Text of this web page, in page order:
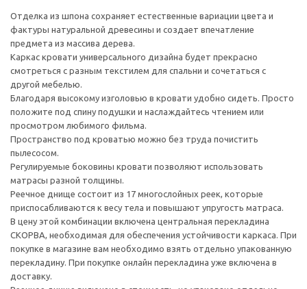
Отделка из шпона сохраняет естественные вариации цвета и
фактуры натуральной древесины и создает впечатление
предмета из массива дерева.
Каркас кровати универсального дизайна будет прекрасно
смотреться с разным текстилем для спальни и сочетаться с
другой мебелью.
Благодаря высокому изголовью в кровати удобно сидеть. Просто
положите под спину подушки и наслаждайтесь чтением или
просмотром любимого фильма.
Пространство под кроватью можно без труда почистить
пылесосом.
Регулируемые боковины кровати позволяют использовать
матрасы разной толщины.
Реечное днище состоит из 17 многослойных реек, которые
приспосабливаются к весу тела и повышают упругость матраса.
В цену этой комбинации включена центральная перекладина
СКОРВА, необходимая для обеспечения устойчивости каркаса. При
покупке в магазине вам необходимо взять отдельно упакованную
перекладину. При покупке онлайн перекладина уже включена в
доставку.